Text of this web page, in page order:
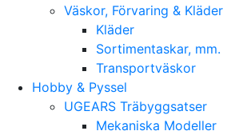
Väskor, Förvaring & Kläder
Kläder
Sortimentaskar, mm.
Transportväskor
Hobby & Pyssel
UGEARS Träbyggsatser
Mekaniska Modeller